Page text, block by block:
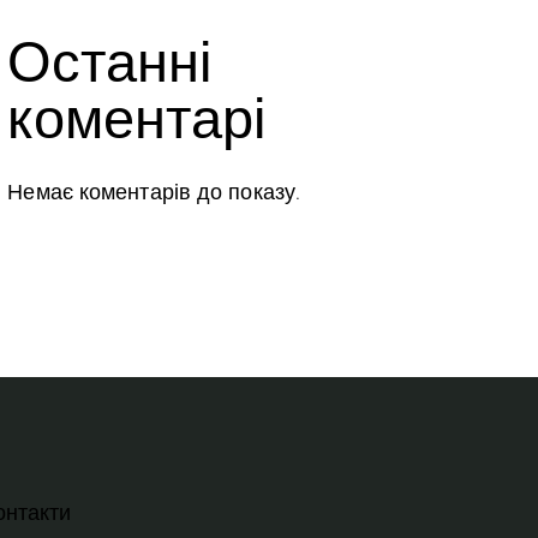
Останні
коментарі
Немає коментарів до показу.